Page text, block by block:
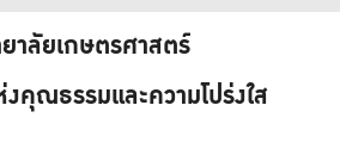
าลัยเกษตรศาสตร์
คุณธรรมและความโปร่งใส